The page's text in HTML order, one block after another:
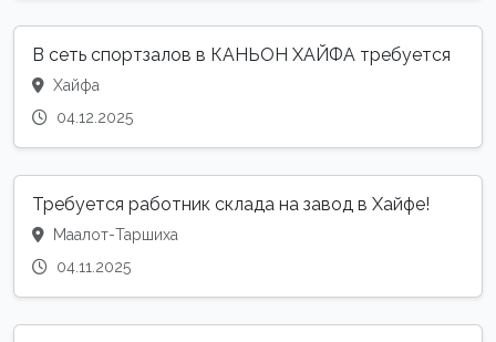
В сеть спортзалов в КАНЬОН ХАЙФА требуется
Хайфа
04.12.2025
Требуется работник склада на завод в Хайфе!
Маалот-Таршиха
04.11.2025